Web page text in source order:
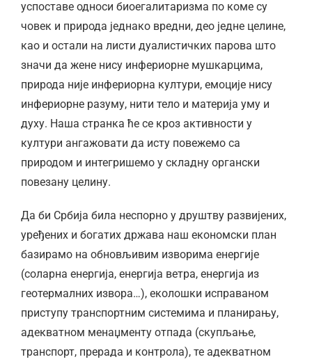
успоставе односи биоегалитаризма по коме су
човек и природа једнако вредни, део једне целине,
као и остали на листи дуалистичких парова што
значи да жене нису инфериорне мушкарцима,
природа није инфериорна култури, емоције нису
инфериорне разуму, нити тело и материја уму и
духу. Наша странка ће се кроз активности у
култури ангажовати да исту повежемо са
природом и интегришемо у складну органски
повезану целину.
Да би Србија била неспорно у друштву развијених,
уређених и богатих држава наш економски план
базирамо на обновљивим изворима енергије
(соларна енергија, енергија ветра, енергија из
геотермалних извора…), еколошки исправаном
приступу транспортним системима и планирању,
адекватном менаџменту отпада (скупљање,
транспорт, прерада и контрола), те адекватном